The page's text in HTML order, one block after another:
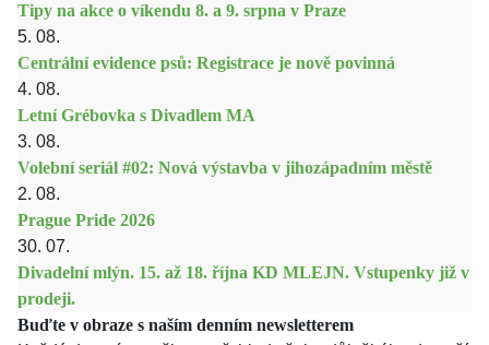
Tipy na akce o víkendu 8. a 9. srpna v Praze
5. 08.
Centrální evidence psů: Registrace je nově povinná
4. 08.
Letní Grébovka s Divadlem MA
3. 08.
Volební seriál #02: Nová výstavba v jihozápadním městě
2. 08.
Prague Pride 2026
30. 07.
Divadelní mlýn. 15. až 18. října KD MLEJN. Vstupenky již v
prodeji.
Buďte v obraze s naším denním newsletterem